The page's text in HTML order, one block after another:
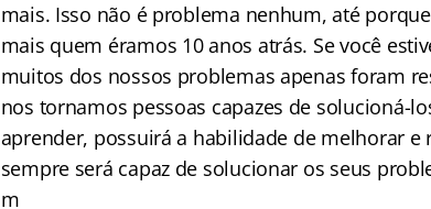
mais. Isso não é problema nenhum, até
mais quem éramos 10 anos atrás. Se você
muitos dos nossos problemas apenas foram
nos tornamos pessoas capazes de solucioná-
aprender, possuirá a habilidade de melhorar e
sempre será capaz de solucionar os seus
m